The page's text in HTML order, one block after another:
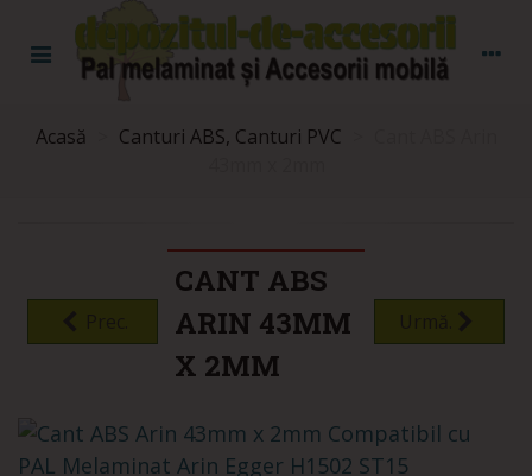
Acasă Canturi ABS, Canturi PVC
CANT ABS
ARIN 43MM
X 2MM